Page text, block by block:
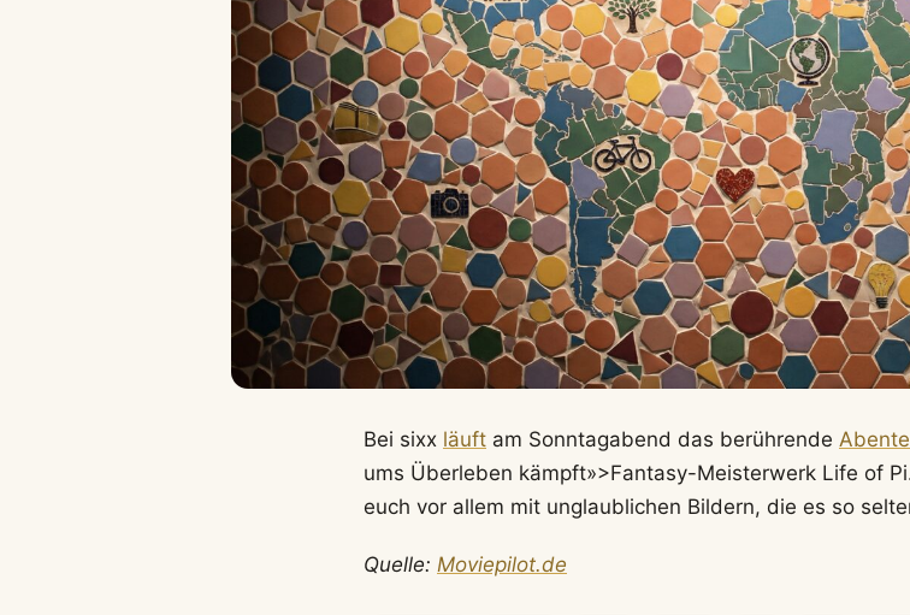
Bei sixx läuft am Sonntagabend das berührende
ums Überleben kämpft»>Fantasy-Meisterwerk Life of
euch vor allem mit unglaublichen Bildern, die es so
Quelle: Moviepilot.de